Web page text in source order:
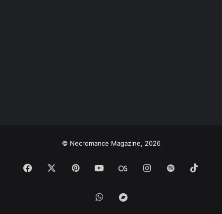
© Necromance Magazine, 2026
Facebook PinterestYouTubeLast.FMInstagram
Spotify
WhatsAppBandcamp